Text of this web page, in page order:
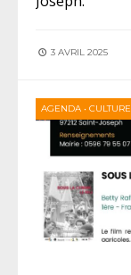
3 AVRIL 2025
AGENDA • CULTURE